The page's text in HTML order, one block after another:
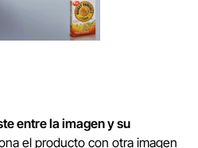
entre la imagen y su
el producto con otra imagen